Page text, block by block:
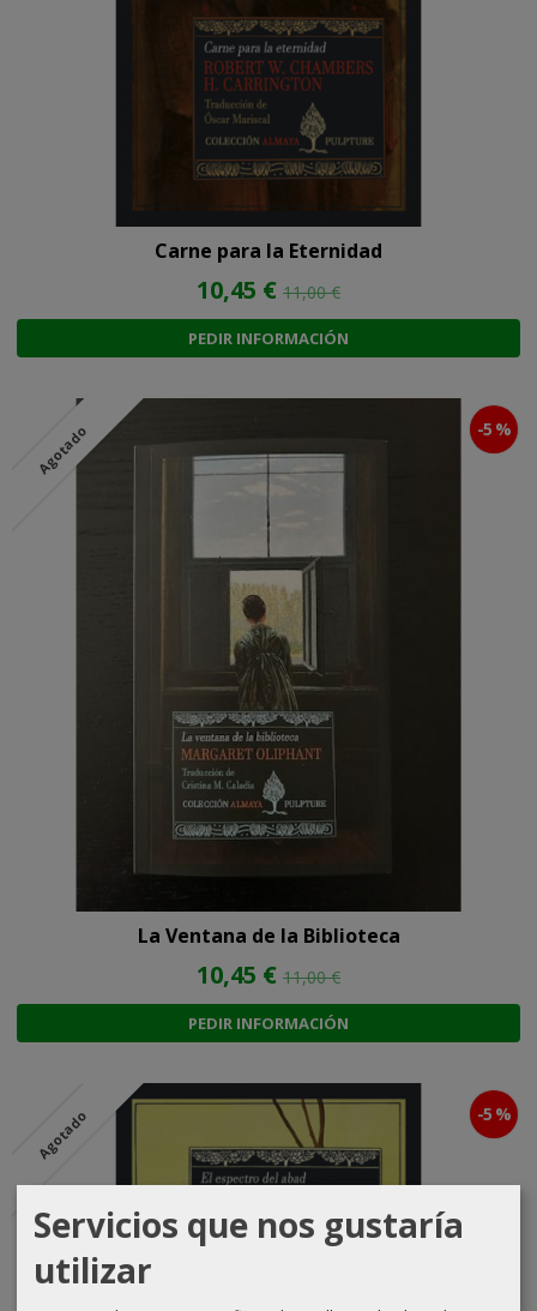
Carne para la Eternidad
10,45 € 11,00 €
PEDIR INFORMACIÓN
Agotado -5 %
La Ventana de la Biblioteca
10,45 € 11,00 €
PEDIR INFORMACIÓN
Agotado -5 %
Servicios que nos gustaría
utilizar